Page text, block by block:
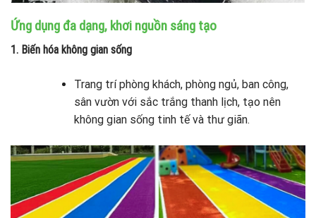
Ứng dụng đa dạng, khơi nguồn sáng tạo
1. Biến hóa không gian sống
Trang trí phòng khách, phòng ngủ, ban công,
sân vườn với sắc trắng thanh lịch, tạo nên
không gian sống tinh tế và thư giãn.